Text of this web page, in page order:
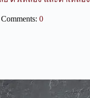
Comments:0